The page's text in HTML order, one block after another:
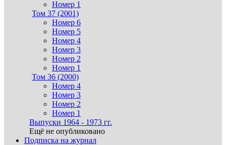
Номер 1
Том 37 (2001)
Номер 6
Номер 5
Номер 4
Номер 3
Номер 2
Номер 1
Том 36 (2000)
Номер 4
Номер 3
Номер 2
Номер 1
Выпуски 1964 - 1973 гг.
Ещё не опубликовано
Подписка на журнал